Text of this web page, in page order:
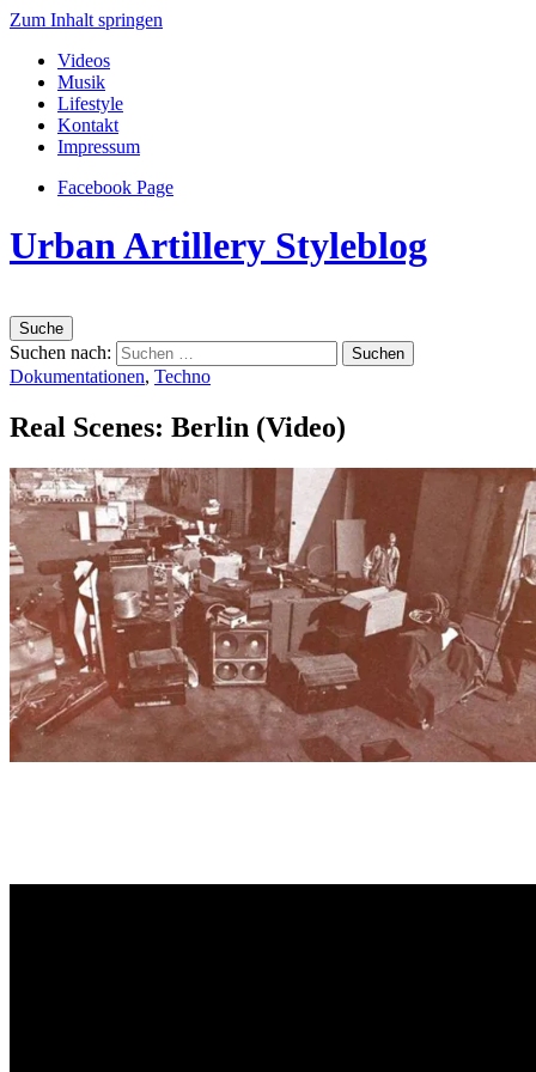
Zum Inhalt springen
Videos
Musik
Lifestyle
Kontakt
Impressum
Facebook Page
Urban Artillery Styleblog
Suche
Suchen nach:
Dokumentationen, Techno
Real Scenes: Berlin (Video)